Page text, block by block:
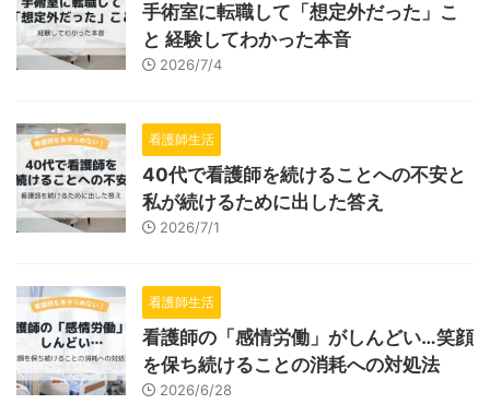
手術室に転職して「想定外だった」こ
と 経験してわかった本音
2026/7/4
看護師生活
40代で看護師を続けることへの不安と
私が続けるために出した答え
2026/7/1
看護師生活
看護師の「感情労働」がしんどい…笑顔
を保ち続けることの消耗への対処法
2026/6/28